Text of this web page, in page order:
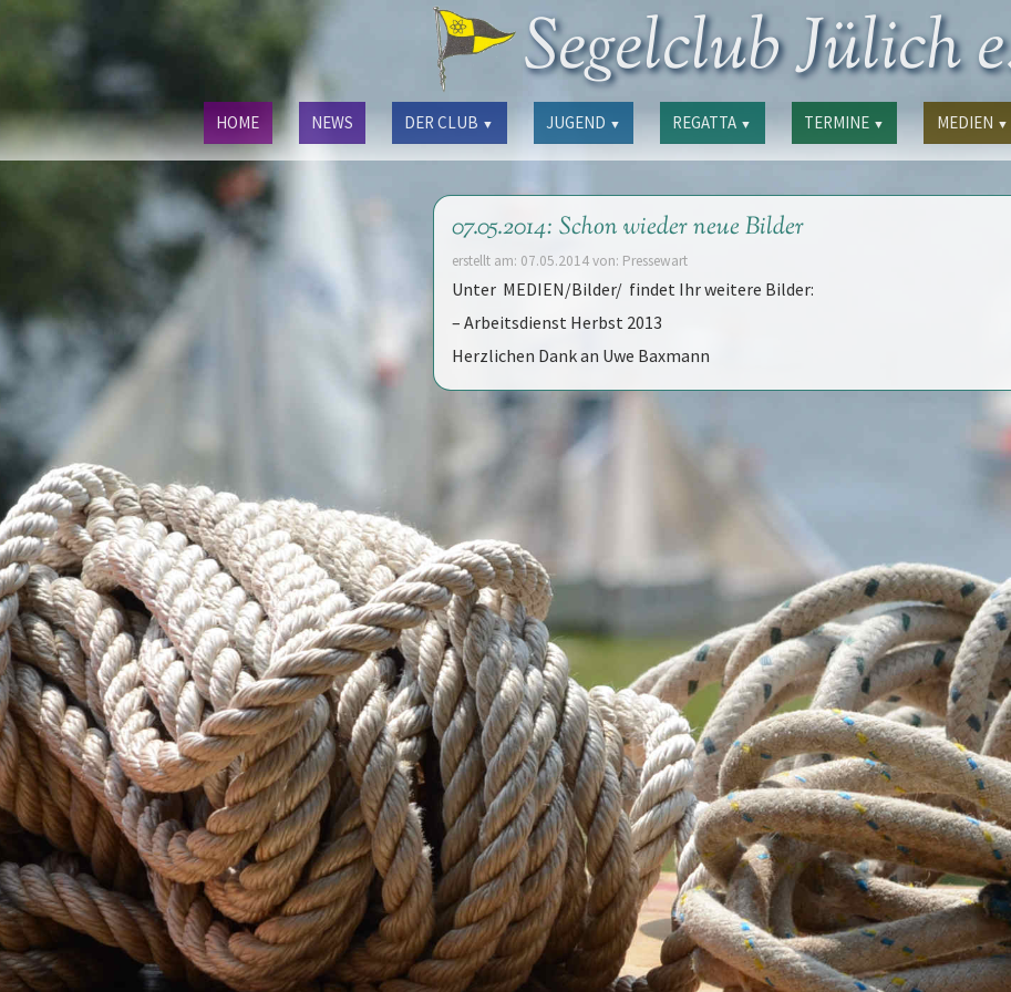
Segelclub Jülich
HOME NEWS DER CLUB ▼ JUGEND ▼ REGATTA ▼ TERMINE ▼ MEDIEN ▼
07.05.2014: Schon wieder neue Bilder
erstellt am: 07.05.2014 von: Pressewart
Unter MEDIEN/Bilder/ findet Ihr weitere Bilder:
– Arbeitsdienst Herbst 2013
Herzlichen Dank an Uwe Baxmann